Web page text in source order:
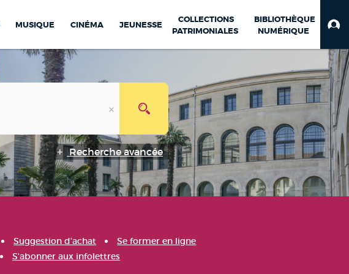
MUSIQUE CINÉMA JEUNESSE
COLLECTIONS
PATRIMONIALES
BIBLIOTHÈQUE
NUMÉRIQUE
Recherche avancée
Suggestion d'achat
Se former en ligne
S'abonner aux infolettres